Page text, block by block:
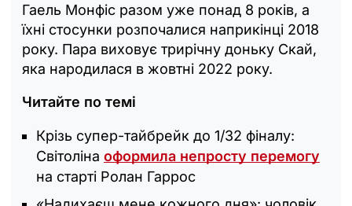
Гаель Монфіс разом уже понад 8 років, а
їхні стосунки розпочалися наприкінці 2018
року. Пара виховує трирічну доньку Скай,
яка народилася в жовтні 2022 року.
Читайте по темі
Крізь супер-тайбрейк до 1/32 фіналу:
Світоліна оформила непросту перемогу
на старті Ролан Гаррос